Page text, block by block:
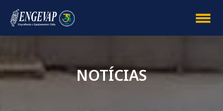
NOTÍCIAS